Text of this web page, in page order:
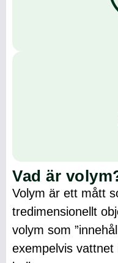
Vad är
Volym är ett mått
tredimensionellt
volym som
exempelvis